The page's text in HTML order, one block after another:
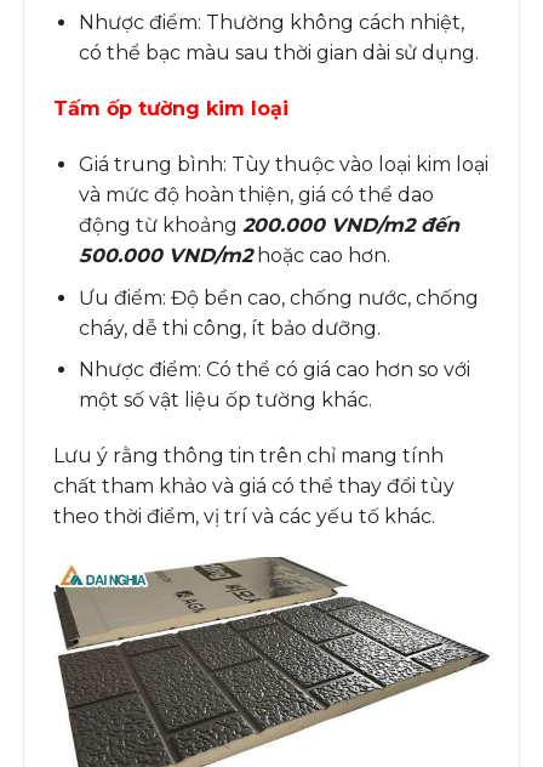
Nhược điểm: Thường không cách nhiệt,
có thể bạc màu sau thời gian dài sử dụng.
Tấm ốp tường kim loại
Giá trung bình: Tùy thuộc vào loại kim loại
và mức độ hoàn thiện, giá có thể dao
động từ khoảng 200.000 VND/m2 đến
500.000 VND/m2hoặc cao hơn.
Ưu điểm: Độ bền cao, chống nước, chống
cháy, dễ thi công, ít bảo dưỡng.
Nhược điểm: Có thể có giá cao hơn so với
một số vật liệu ốp tường khác.
Lưu ý rằng thông tin trên chỉ mang tính
chất tham khảo và giá có thể thay đổi tùy
theo thời điểm, vị trí và các yếu tố khác.